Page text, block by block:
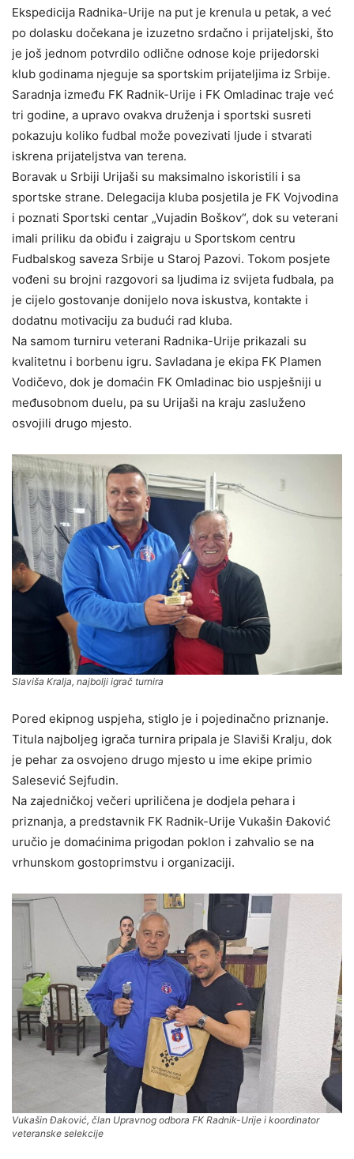
Ekspedicija Radnika-Urije na put je krenula u petak, a već
po dolasku dočekana je izuzetno srdačno i prijateljski, što
je još jednom potvrdilo odlične odnose koje prijedorski
klub godinama njeguje sa sportskim prijateljima iz Srbije.
Saradnja između FK Radnik-Urije i FK Omladinac traje već
tri godine, a upravo ovakva druženja i sportski susreti
pokazuju koliko fudbal može povezivati ljude i stvarati
iskrena prijateljstva van terena.
Boravak u Srbiji Urijaši su maksimalno iskoristili i sa
sportske strane. Delegacija kluba posjetila je FK Vojvodina
i poznati Sportski centar „Vujadin Boškov“, dok su veterani
imali priliku da obiđu i zaigraju u Sportskom centru
Fudbalskog saveza Srbije u Staroj Pazovi. Tokom posjete
vođeni su brojni razgovori sa ljudima iz svijeta fudbala, pa
je cijelo gostovanje donijelo nova iskustva, kontakte i
dodatnu motivaciju za budući rad kluba.
Na samom turniru veterani Radnika-Urije prikazali su
kvalitetnu i borbenu igru. Savladana je ekipa FK Plamen
Vodičevo, dok je domaćin FK Omladinac bio uspješniji u
međusobnom duelu, pa su Urijaši na kraju zasluženo
osvojili drugo mjesto.
Slaviša Kralja, najbolji igrač turnira
Pored ekipnog uspjeha, stiglo je i pojedinačno priznanje.
Titula najboljeg igrača turnira pripala je Slaviši Kralju, dok
je pehar za osvojeno drugo mjesto u ime ekipe primio
Salesević Sejfudin.
Na zajedničkoj večeri upriličena je dodjela pehara i
priznanja, a predstavnik FK Radnik-Urije Vukašin Đaković
uručio je domaćinima prigodan poklon i zahvalio se na
vrhunskom gostoprimstvu i organizaciji.
Vukašin Đaković, član Upravnog odbora FK Radnik-Urije i koordinator
veteranske selekcije